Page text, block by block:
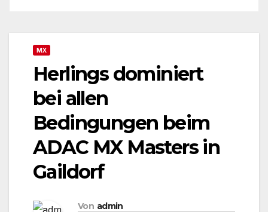
MX
Herlings dominiert
bei allen
Bedingungen beim
ADAC MX Masters in
Gaildorf
Von admin